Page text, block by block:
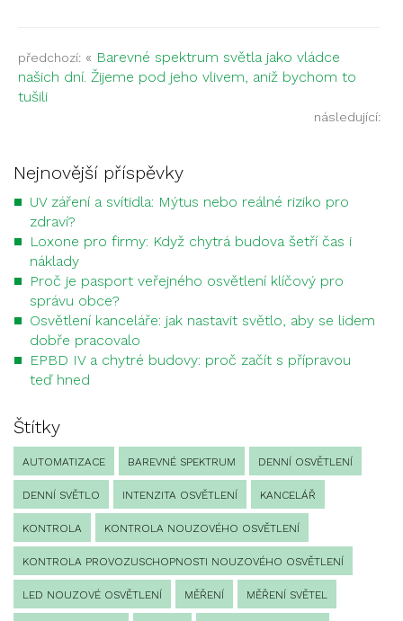
předchozí: « Barevné spektrum světla jako vládce
našich dní. Žijeme pod jeho vlivem, aniž bychom to
tušili
následující:
Nejnovější příspěvky
UV záření a svítidla: Mýtus nebo reálné riziko pro
zdraví?
Loxone pro firmy: Když chytrá budova šetří čas i
náklady
Proč je pasport veřejného osvětlení klíčový pro
správu obce?
Osvětlení kanceláře: jak nastavit světlo, aby se lidem
dobře pracovalo
EPBD IV a chytré budovy: proč začít s přípravou
teď hned
Štítky
AUTOMATIZACE BAREVNÉ SPEKTRUM DENNÍ OSVĚTLENÍ
DENNÍ SVĚTLO INTENZITA OSVĚTLENÍ KANCELÁŘ
KONTROLA KONTROLA NOUZOVÉHO OSVĚTLENÍ
KONTROLA PROVOZUSCHOPNOSTI NOUZOVÉHO OSVĚTLENÍ
LED NOUZOVÉ OSVĚTLENÍ MĚŘENÍ MĚŘENÍ SVĚTEL